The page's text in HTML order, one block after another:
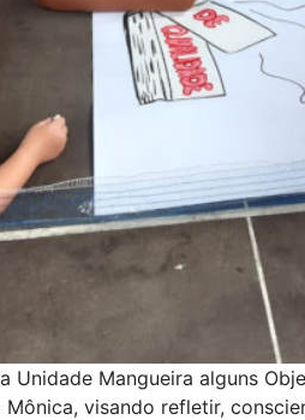
Unidade Mangueira alguns
visando refletir,